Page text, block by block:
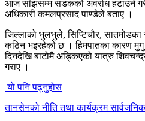
आज साँझसम्म सडकको अवरोध हटाउने
अधिकारी कमलप्रसाद पाण्डेले बताए ।
जिल्लाको भुलभुले, सिप्टिचौर,
कठिन भइरहेको छ । हिमपातका कारण
दिनदेखि बाटोमै अड्किएको यात्रु
गराए ।
यो पनि पढ्नुहोस
तानसेनको नीति तथा कार्यक्रम